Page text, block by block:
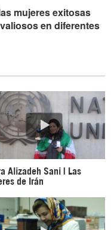
mujeres exitosas
en diferentes
Alizadeh Sani | Las
de Irán